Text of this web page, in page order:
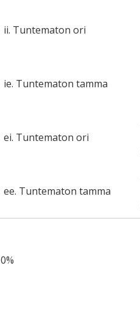
ii. Tuntematon ori
ie. Tuntematon tamma
ei. Tuntematon ori
ee. Tuntematon tamma